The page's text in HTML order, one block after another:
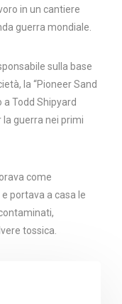
in un cantiere
guerra mondiale.
sulla base
la “Pioneer Sand
Todd Shipyard
guerra nei primi
come
portava a casa le
tossica.